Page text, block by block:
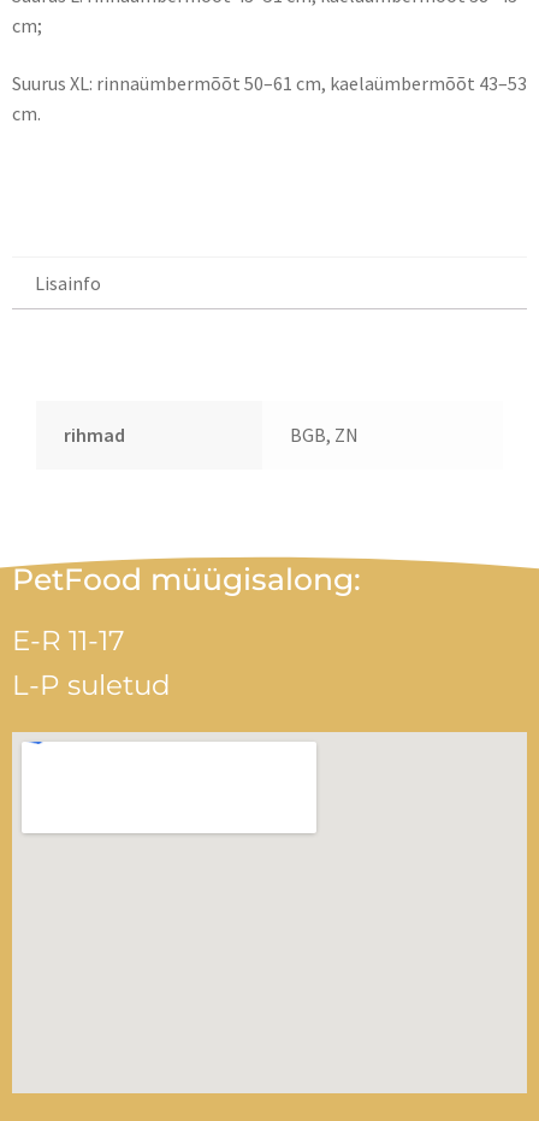
cm;
Suurus XL: rinnaümbermõõt 50–61 cm, kaelaümbermõõt 43–53
cm.
Lisainfo
rihmad BGB, ZN
PetFood müügisalong:
E-R 11-17
L-P suletud